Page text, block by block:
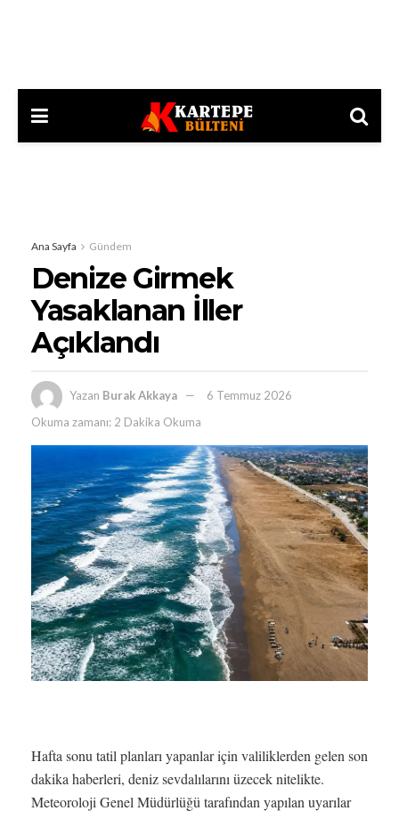
Ana Sayfa Gündem
Denize Girmek
Yasaklanan İller
Açıklandı
Yazan Burak Akkaya
6 Temmuz 2026
Okuma zamanı: 2 Dakika Okuma
Hafta sonu tatil planları yapanlar için valiliklerden gelen son
dakika haberleri, deniz sevdalılarını üzecek nitelikte.
Meteoroloji Genel Müdürlüğü tarafından yapılan uyarılar